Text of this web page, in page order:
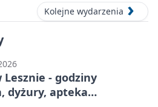
Kolejne wydarzenia
- godziny
dyżury, apteka